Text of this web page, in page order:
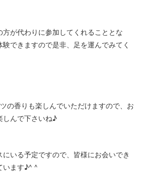
方が代わりに参加してくれることとな
験できますので是非、足を運んでみてく
の香りも楽しんでいただけますので、お
しんで下さいね♪
いる予定ですので、皆様にお会いでき
います♪^ ^